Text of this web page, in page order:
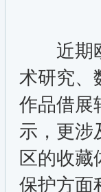
近期欧
术研究、
作品借展
示，更涉
区的收藏
保护方面